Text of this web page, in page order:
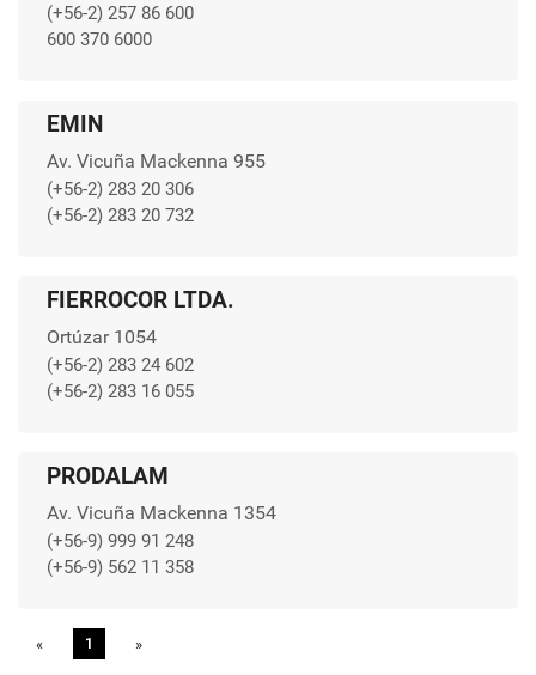
(+56-2) 257 86 600
600 370 6000
EMIN
Av. Vicuña Mackenna 955
(+56-2) 283 20 306
(+56-2) 283 20 732
FIERROCOR LTDA.
Ortúzar 1054
(+56-2) 283 24 602
(+56-2) 283 16 055
PRODALAM
Av. Vicuña Mackenna 1354
(+56-9) 999 91 248
(+56-9) 562 11 358
« Previous
1 »